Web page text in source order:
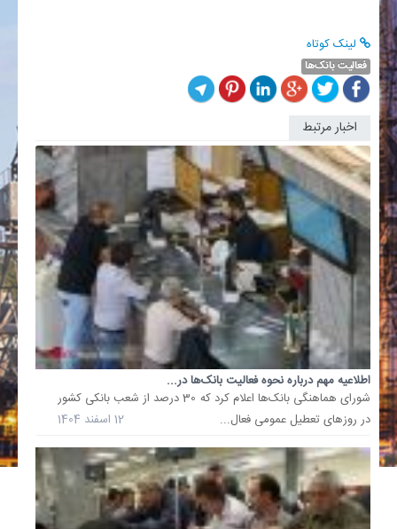
لینک کوتاه
فعالیت بانک‌ها
اخبار مرتبط
اطلاعیه مهم درباره نحوه فعالیت بانک‌ها در...
شورای هماهنگی بانک‌ها اعلام کرد که 30 درصد از شعب بانکی کشور
در روزهای تعطیل عمومی فعال...
12 اسفند 1404